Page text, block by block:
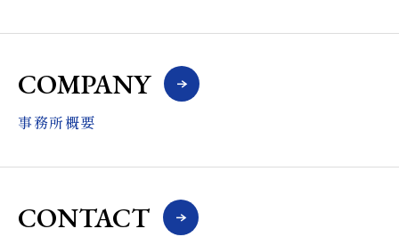
COMPANY
事務所概要
CONTACT